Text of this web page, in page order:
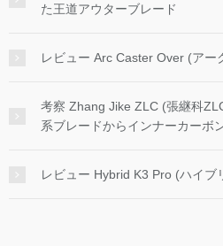
た王道アウターブレード
レビュー Arc Caster Over (アー
考察 Zhang Jike ZLC (張継科
系ブレードからインナーカーボ
レビュー Hybrid K3 Pro (ハイブ